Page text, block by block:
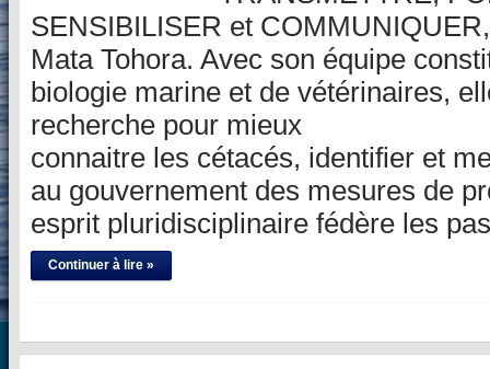
SENSIBILISER et
Mata Tohora. Avec son équipe
biologie marine et de vétérinaires,
recherche pour mieux
connaitre les cétacés, identifier et
au gouvernement des mesures de
esprit pluridisciplinaire fédère les
Continuer à lire »